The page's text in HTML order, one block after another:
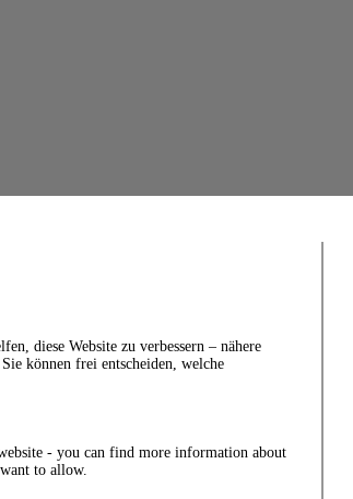
diese Website zu verbessern – nähere
können frei entscheiden, welche
- you can find more information about
to allow.